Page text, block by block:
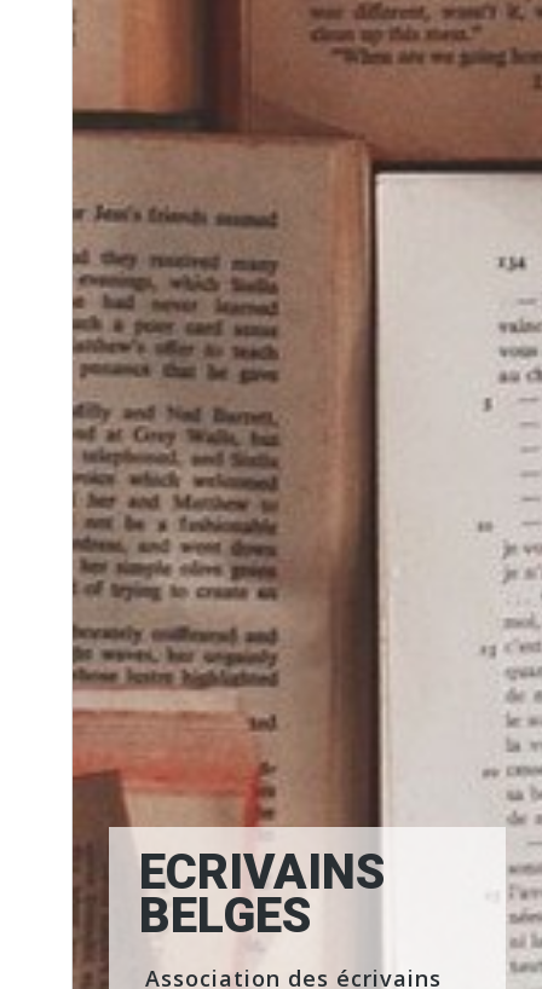
ECRIVAINS
BELGES
Association des écrivains